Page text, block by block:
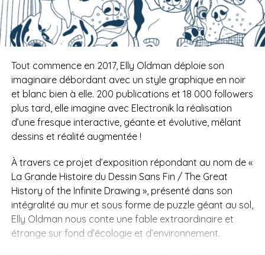
Tout commence en 2017, Elly Oldman déploie son
imaginaire débordant avec un style graphique en noir
et blanc bien à elle. 200 publications et 18 000 followers
plus tard, elle imagine avec Electronik la réalisation
d’une fresque interactive, géante et évolutive, mêlant
dessins et réalité augmentée !
À travers ce projet d’exposition répondant au nom de «
La Grande Histoire du Dessin Sans Fin / The Great
History of the Infinite Drawing », présenté dans son
intégralité au mur et sous forme de puzzle géant au sol,
Elly Oldman nous conte une fable extraordinaire et
étrange sur fond d’écologie et d’environnement.